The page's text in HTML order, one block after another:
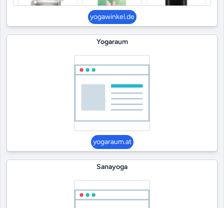
yogawinkel.de
Yogaraum
yogaraum.at
Sanayoga